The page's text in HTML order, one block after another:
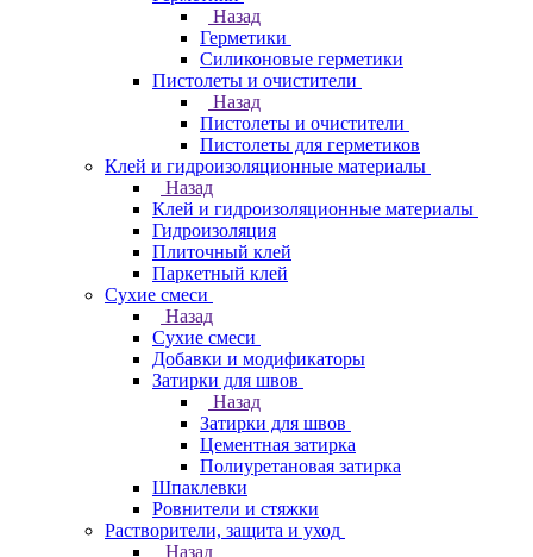
Назад
Герметики
Силиконовые герметики
Пистолеты и очистители
Назад
Пистолеты и очистители
Пистолеты для герметиков
Клей и гидроизоляционные материалы
Назад
Клей и гидроизоляционные материалы
Гидроизоляция
Плиточный клей
Паркетный клей
Сухие смеси
Назад
Сухие смеси
Добавки и модификаторы
Затирки для швов
Назад
Затирки для швов
Цементная затирка
Полиуретановая затирка
Шпаклевки
Ровнители и стяжки
Растворители, защита и уход
Назад